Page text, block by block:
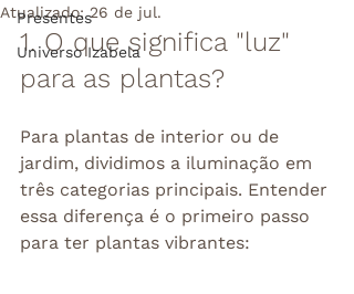
Presentes
Universo Izabela
Atualizado:26 de jul.
1. O que significa "luz"
para as plantas?
Para plantas de interior ou de
jardim, dividimos a iluminação em
três categorias principais. Entender
essa diferença é o primeiro passo
para ter plantas vibrantes: